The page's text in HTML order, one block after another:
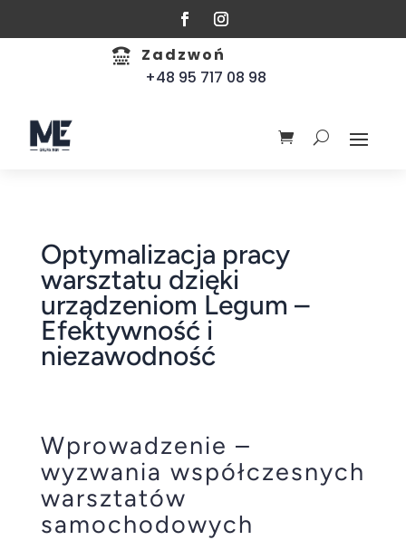

Zadzwoń
+48 95 717 08 98
Optymalizacja pracy
warsztatu dzięki
urządzeniom Legum –
Efektywność i
niezawodność
Wprowadzenie –
wyzwania współczesnych
warsztatów
samochodowych